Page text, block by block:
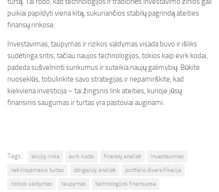
puikiai papildyti viena kitą, sukuriančios stabilų pagrindą ateities
finansų rinkose.
Investavimas, taupymas ir rizikos valdymas visada buvo ir išliks
sudėtinga sritis, tačiau naujos technologijos, tokios kaip evrk kodai,
padeda sušvelninti sunkumus ir suteikia naujų galimybių. Būkite
nuoseklūs, tobulinkite savo strategijas ir nepamirškite, kad
kiekviena investicija – tai žingsnis link ateities, kurioje jūsų
finansinis saugumas ir turtas yra pastoviai auginami.
Tags: akcijų rinka evrk kodai finansų analizė
investavimas
nekilnojamasis turtas
obligacijų analizė
portfelio diversifikacija
rizikos valdymas
taupymas technologijos finansuose